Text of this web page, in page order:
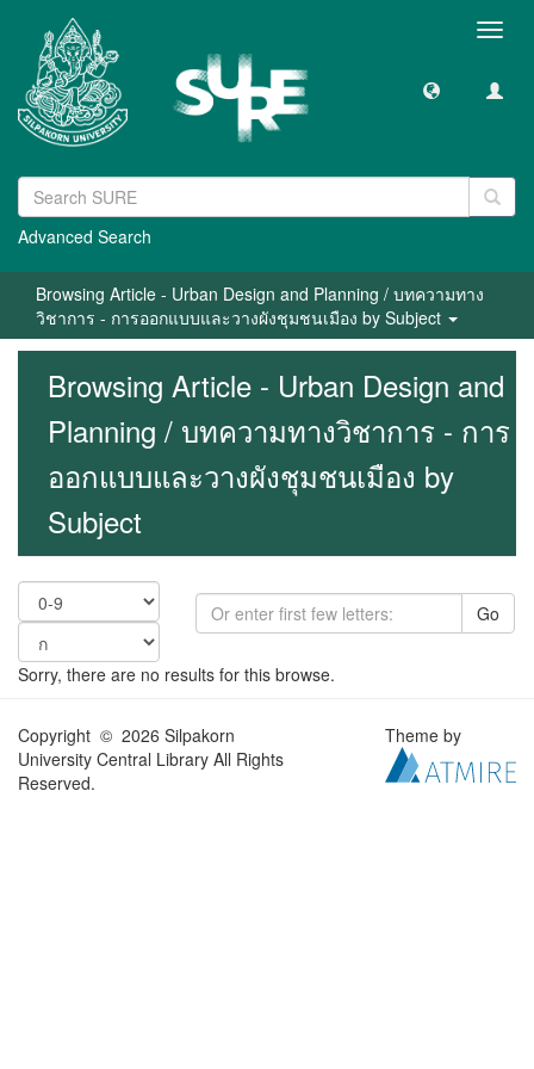
Advanced Search
Browsing Article - Urban Design and Planning / บทความทาง
วิชาการ - การออกแบบและวางผังชุมชนเมือง by Subject
Browsing Article - Urban Design and
Planning / บทความทางวิชาการ - การ
ออกแบบและวางผังชุมชนเมือง by
Subject
Go
Sorry, there are no results for this browse.
Copyright © 2026 Silpakorn
University Central Library All Rights
Reserved.
Theme by